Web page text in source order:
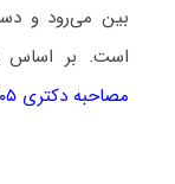
بین می‌رود و
است. بر اساس
مصاحبه دکتری ۱۴۰۵